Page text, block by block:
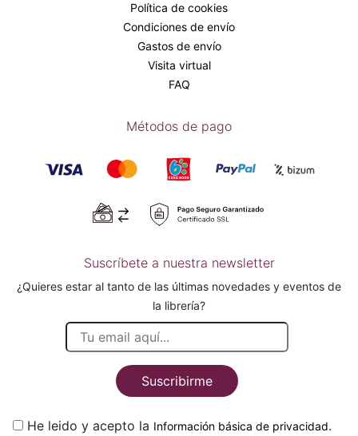
Política de cookies
Condiciones de envío
Gastos de envío
Visita virtual
FAQ
Métodos de pago
Suscríbete a nuestra newsletter
¿Quieres estar al tanto de las últimas novedades y eventos de
la librería?
Suscribirme
He leido y acepto la Información básica de privacidad.